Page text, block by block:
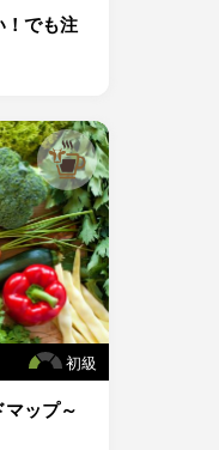
！でも注
初級
マップ～